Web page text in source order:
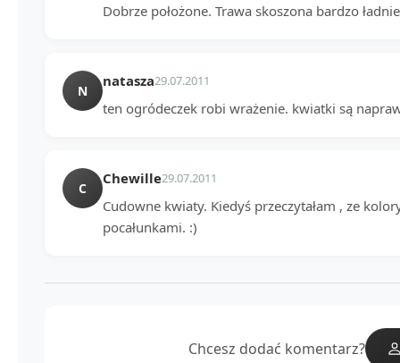
Dobrze położone. Trawa skoszona bardzo
N
natasza29.07.2011
ten ogródeczek robi wrażenie. kwiatki są
C
Chewille29.07.2011
Cudowne kwiaty. Kiedyś przeczytałam , ze
pocałunkami. :)
Chcesz dodać komentarz?